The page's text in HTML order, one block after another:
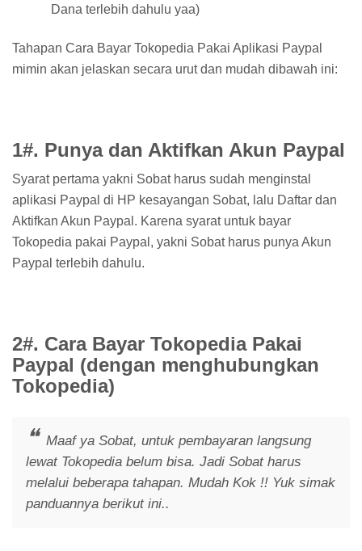
Dana terlebih dahulu yaa)
Tahapan Cara Bayar Tokopedia Pakai Aplikasi Paypal
mimin akan jelaskan secara urut dan mudah dibawah ini:
1#. Punya dan Aktifkan Akun Paypal
Syarat pertama yakni Sobat harus sudah menginstal
aplikasi Paypal di HP kesayangan Sobat, lalu Daftar dan
Aktifkan Akun Paypal. Karena syarat untuk bayar
Tokopedia pakai Paypal, yakni Sobat harus punya Akun
Paypal terlebih dahulu.
2#. Cara Bayar Tokopedia Pakai
Paypal (dengan menghubungkan
Tokopedia)
Maaf ya Sobat, untuk pembayaran langsung
lewat Tokopedia belum bisa. Jadi Sobat harus
melalui beberapa tahapan. Mudah Kok !! Yuk simak
panduannya berikut ini..